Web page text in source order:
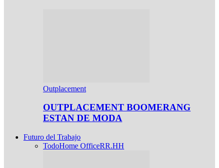
Outplacement
OUTPLACEMENT BOOMERANG
ESTAN DE MODA
Futuro del Trabajo
TodoHome OfficeRR.HH